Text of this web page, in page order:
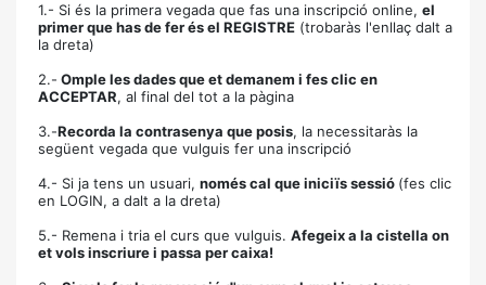
1.- Si és la primera vegada que fas una inscripció online, el
primer que has de fer és el REGISTRE (trobaràs l'enllaç dalt a
la dreta)
2.- Omple les dades que et demanem i fes clic en
ACCEPTAR, al final del tot a la pàgina
3.-Recorda la contrasenya que posis, la necessitaràs la
següent vegada que vulguis fer una inscripció
4.- Si ja tens un usuari, només cal que iniciïs sessió (fes clic
en LOGIN, a dalt a la dreta)
5.- Remena i tria el curs que vulguis. Afegeix a la cistella on
et vols inscriure i passa per caixa!